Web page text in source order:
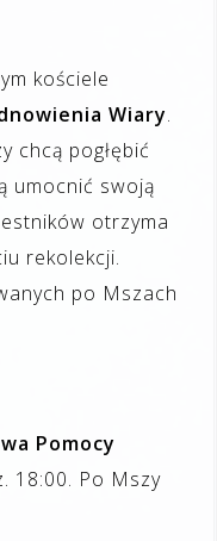
kościele
Wiary.
chcą pogłębić
umocnić swoją
otrzyma
rekolekcji.
po Mszach
Pomocy
18:00. Po Mszy